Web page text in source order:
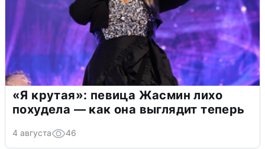
«Я крутая»: певица Жасмин лихо
похудела — как она выглядит теперь
4 августа 46